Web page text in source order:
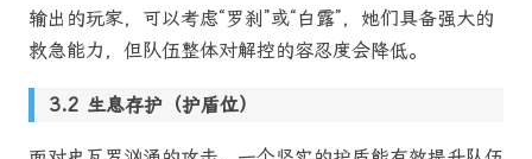
输出的玩家，可以考虑“罗刹”或“白露”，她们具备强大的
救急能力，但队伍整体对解控的容忍度会降低。
生息存护（护盾位）